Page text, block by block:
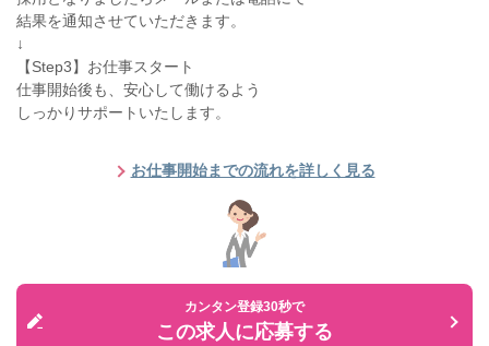
結果を通知させていただきます。
↓
【Step3】お仕事スタート
仕事開始後も、安心して働けるよう
しっかりサポートいたします。
お仕事開始までの流れを詳しく見る
カンタン登録30秒で
この求人に応募する